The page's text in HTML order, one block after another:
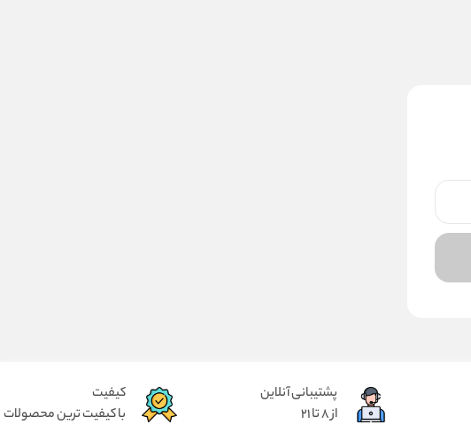
پشتیبانی آنلاین
از 8 تا 21
کیفیت
با کیفیت ترین محصولات